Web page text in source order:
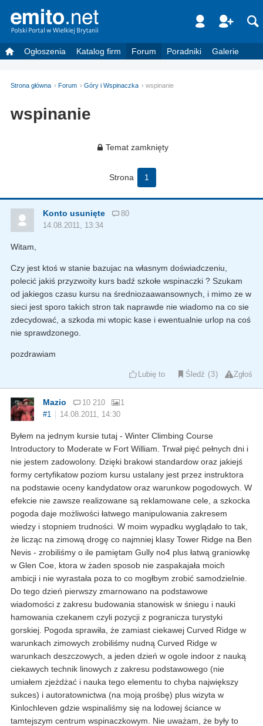
Ogłoszenia Katalog firm Forum Poradniki Galerie
Strona główna Forum Góry i Wspinaczka wspinanie
wspinanie
Temat zamknięty
Strona 1
Konto usunięte
80
14.08.2011, 13:34
Witam,
Czy jest ktoś w stanie bazujac na własnym doświadczeniu,
polecić jakiś przyzwoity kurs badź szkołe wspinaczki ? Szukam
od jakiegos czasu kursu na średniozaawansownych, i mimo ze w
sieci jest sporo takich stron tak naprawde nie wiadomo na co sie
zdecydować, a szkoda mi wtopic kase i ewentualnie urlop na coś
nie sprawdzonego.
pozdrawiam
Lubię to Śledź 3 Zgłoś
Mazio 10 210
1
#1
14.08.2011, 14:30
Byłem na jednym kursie tutaj - Winter Climbing Course
Introductory to Moderate w Fort William. Trwał pięć pełnych dni i
nie jestem zadowolony. Dzięki brakowi standardow oraz jakiejś
formy certyfikatow poziom kursu ustalany jest przez instruktora
na podstawie oceny kandydatow oraz warunkow pogodowych. W
efekcie nie zawsze realizowane są reklamowane cele, a szkocka
pogoda daje możliwości łatwego manipulowania zakresem
wiedzy i stopniem trudności. W moim wypadku wyglądało to tak,
że licząc na zimową drogę co najmniej klasy Tower Ridge na Ben
Nevis - zrobiliśmy o ile pamiętam Gully no4 plus łatwą graniowkę
w Glen Coe, ktora w żaden sposob nie zaspakajała moich
ambicji i nie wyrastała poza to co mogłbym zrobić samodzielnie.
Do tego dzień pierwszy zmarnowano na podstawowe
wiadomości z zakresu budowania stanowisk w śniegu i nauki
hamowania czekanem czyli pozycji z pogranicza turystyki
gorskiej. Pogoda sprawiła, że zamiast ciekawej Curved Ridge w
warunkach zimowych zrobiliśmy nudną Curved Ridge w
warunkach deszczowych, a jeden dzień w ogole indoor z nauką
ciekawych technik linowych z zakresu podstawowego (nie
umiałem zjeżdżać i nauka tego elementu to chyba największy
sukces) i autoratownictwa (na moją prośbę) plus wizyta w
Kinlochleven gdzie wspinaliśmy się na lodowej ściance w
tamtejszym centrum wspinaczkowym. Nie uważam, że były to